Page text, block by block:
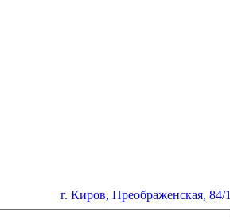
г. Киров, Преображенская, 84/1